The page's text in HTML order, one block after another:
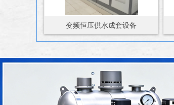
变频恒压供水成套设备